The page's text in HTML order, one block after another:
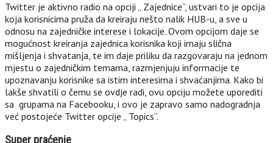
Twitter je aktivno radio na opciji „ Zajednice“, ustvari to je opcija
koja korisnicima pruža da kreiraju nešto nalik HUB-u, a sve u
odnosu na zajedničke interese i lokacije. Ovom opcijom daje se
mogućnost kreiranja zajednica korisnika koji imaju slična
mišljenja i shvatanja, te im daje priliku da razgovaraju na jednom
mjestu o zajedničkim temama, razmjenjuju informacije te
upoznavanju korisnike sa istim interesima i shvaćanjima. Kako bi
lakše shvatili o čemu se ovdje radi, ovu opciju možete uporediti
sa grupama na Facebooku, i ovo je zapravo samo nadogradnja
već postojeće Twitter opcije „ Topics“.
Super praćenje